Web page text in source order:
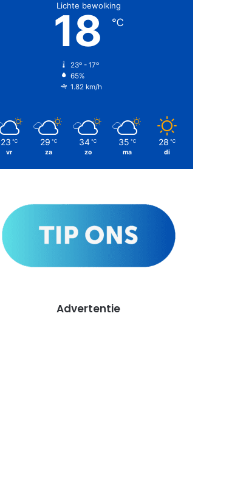
Lichte bewolking
18 ℃
23º - 17º
65%
1.82 km/h
23 ℃
vr
29 ℃
za
34 ℃
zo
35 ℃
ma
28 ℃
di
Advertentie